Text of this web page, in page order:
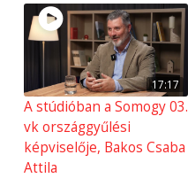
17:17
A stúdióban a Somogy 03.
vk országgyűlési
képviselője, Bakos Csaba
Attila